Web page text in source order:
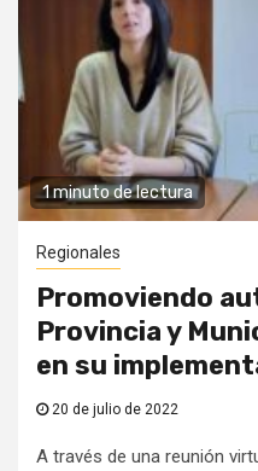
1 minuto de lectura
Regionales
Promoviendo
Provincia y
en su
20 de julio de 2022
A través de una reunión